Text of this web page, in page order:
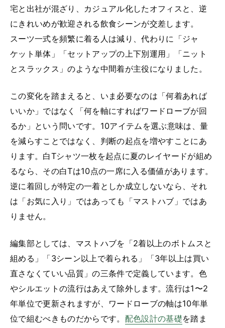
宅と出社が混ざり、カジュアル化したオフィスと、逆
にきれいめが歓迎される飲食シーンが交差します。
スーツ一式を頻繁に着る人は減り、代わりに「ジャ
ケット単体」「セットアップの上下別運用」「ニット
とスラックス」のような中間着が主役になりました。
この変化を踏まえると、いま必要なのは「何着あれば
いいか」ではなく「何を軸にすればワードローブが回
るか」という問いです。10アイテムを選ぶ意味は、量
を減らすことではなく、判断の起点を増やすことにあ
ります。白Tシャツ一枚を起点に夏のレイヤードが組め
るなら、その白Tは10点の一席に入る価値があります。
逆に着回しが特定の一着としか成立しないなら、それ
は「お気に入り」ではあっても「マストハブ」ではあ
りません。
編集部としては、マストハブを「2着以上のボトムスと
組める」「3シーン以上で着られる」「3年以上は買い
直さなくていい品質」の三条件で定義しています。色
やシルエットの流行はあえて除外します。流行は1〜2
年単位で更新されますが、ワードローブの軸は10年単
位で組むべきものだからです。 配色設計の基礎を踏ま